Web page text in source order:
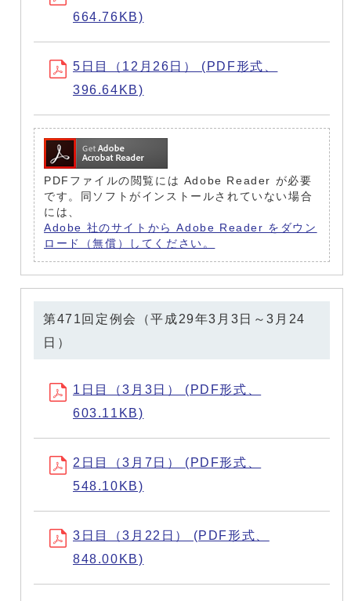
664.76KB)
5日目（12月26日） (PDF形式、
396.64KB)
PDFファイルの閲覧には Adobe Reader が必要
です。同ソフトがインストールされていない場合
には、
Adobe 社のサイトから Adobe Reader をダウン
ロード（無償）してください。
第471回定例会（平成29年3月3日～3月24
日）
1日目（3月3日） (PDF形式、
603.11KB)
2日目（3月7日） (PDF形式、
548.10KB)
3日目（3月22日） (PDF形式、
848.00KB)